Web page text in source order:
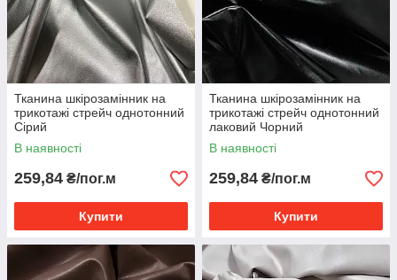
Тканина шкірозамінник на
трикотажі стрейч однотонний
Сірий
В наявності
259,84 ₴/пог.м
Купити
Тканина шкірозамінник на
трикотажі стрейч однотонний
лаковий Чорний
В наявності
259,84 ₴/пог.м
Купити